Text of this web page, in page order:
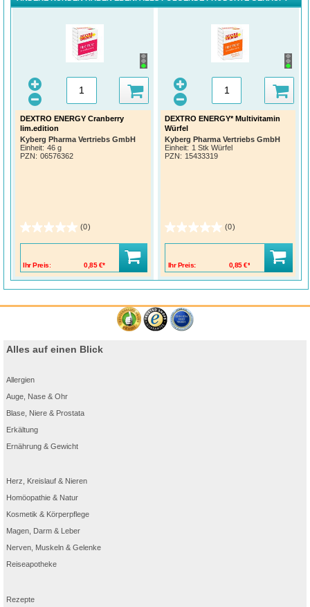
DEXTRO ENERGY Cranberry
lim.edition
Kyberg Pharma Vertriebs GmbH
Einheit: 46 g
PZN: 06576362
(0)
Ihr Preis: 0,85 €*
DEXTRO ENERGY* Multivitamin
Würfel
Kyberg Pharma Vertriebs GmbH
Einheit: 1 Stk Würfel
PZN: 15433319
(0)
Ihr Preis: 0,85 €*
Alles auf einen Blick
Allergien
Auge, Nase & Ohr
Blase, Niere & Prostata
Erkältung
Ernährung & Gewicht
Herz, Kreislauf & Nieren
Homöopathie & Natur
Kosmetik & Körperpflege
Magen, Darm & Leber
Nerven, Muskeln & Gelenke
Reiseapotheke
Rezepte